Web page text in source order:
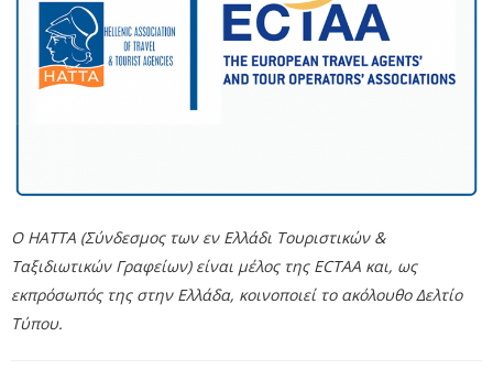
Ο ΗΑΤΤΑ (Σύνδεσμος των εν Ελλάδι Τουριστικών &
Ταξιδιωτικών Γραφείων) είναι μέλος της ECTAA και, ως
εκπρόσωπός της στην Ελλάδα, κοινοποιεί το ακόλουθο Δελτίο
Τύπου.